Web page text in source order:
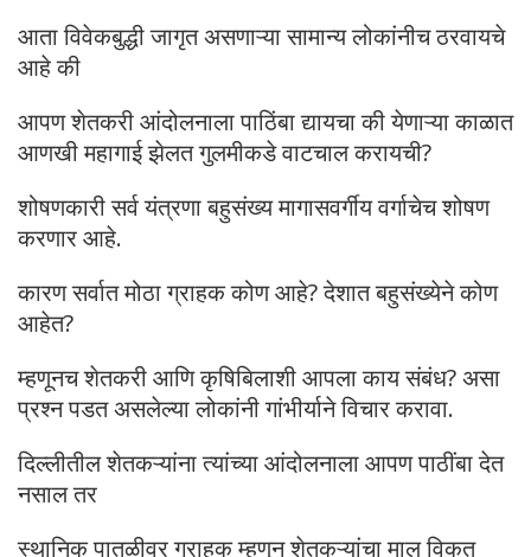
आता विवेकबुद्धी जागृत असणाऱ्या सामान्य लोकांनीच ठरवायचे
आहे की
आपण शेतकरी आंदोलनाला पाठिंबा द्यायचा की येणाऱ्या काळात
आणखी महागाई झेलत गुलमीकडे वाटचाल करायची?
शोषणकारी सर्व यंत्रणा बहुसंख्य मागासवर्गीय वर्गाचेच शोषण
करणार आहे.
कारण सर्वात मोठा ग्राहक कोण आहे? देशात बहुसंख्येने कोण
आहेत?
म्हणूनच शेतकरी आणि कृषिबिलाशी आपला काय संबंध? असा
प्रश्न पडत असलेल्या लोकांनी गांभीर्याने विचार करावा.
दिल्लीतील शेतकऱ्यांना त्यांच्या आंदोलनाला आपण पाठींबा देत
नसाल तर
स्थानिक पातळीवर ग्राहक म्हणून शेतकऱ्यांचा माल विकत